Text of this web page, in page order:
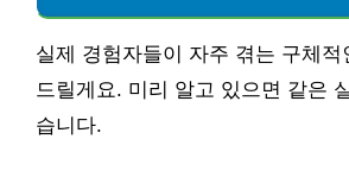
실제 경험자들이 자주 겪는 구체적
드릴게요. 미리 알고 있으면 같은
습니다.